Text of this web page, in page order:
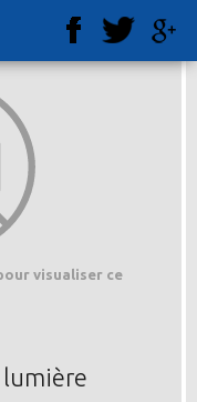
visualiser ce
lumière